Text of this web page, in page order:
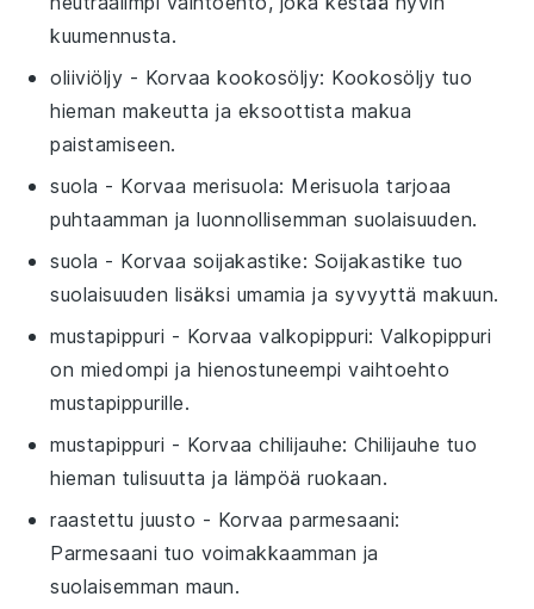
kuumennusta.
oliiviöljy - Korvaakookosöljy: Kookosöljy tuo
hieman makeutta ja eksoottista makua
paistamiseen.
suola - Korvaa merisuola: Merisuola tarjoaa
puhtaamman ja luonnollisemman suolaisuuden.
suola - Korvaa soijakastike: Soijakastike tuo
suolaisuuden lisäksi umamia ja syvyyttä makuun.
mustapippuri - Korvaavalkopippuri: Valkopippuri
on miedompi ja hienostuneempi vaihtoehto
mustapippurille.
mustapippuri - Korvaachilijauhe: Chilijauhe tuo
hieman tulisuutta ja lämpöä ruokaan.
raastettu juusto - Korvaaparmesaani:
Parmesaani tuo voimakkaamman ja
suolaisemman maun.